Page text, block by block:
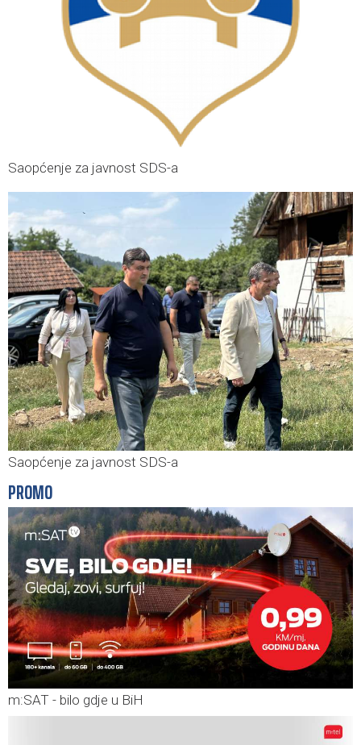
Saopćenje za javnost SDS-a
Saopćenje za javnost SDS-a
PROMO
m:SAT - bilo gdje u BiH